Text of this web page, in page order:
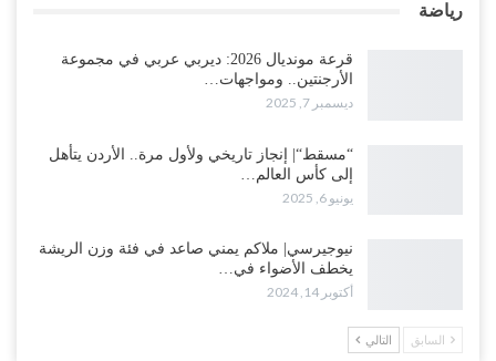
رياضة
قرعة مونديال 2026: ديربي عربي في مجموعة
الأرجنتين.. ومواجهات…
ديسمبر 7, 2025
“مسقط“| إنجاز تاريخي ولأول مرة.. الأردن يتأهل
إلى كأس العالم…
يونيو 6, 2025
نيوجيرسي| ملاكم يمني صاعد في فئة وزن الريشة
يخطف الأضواء في…
أكتوبر 14, 2024
السابق التالي